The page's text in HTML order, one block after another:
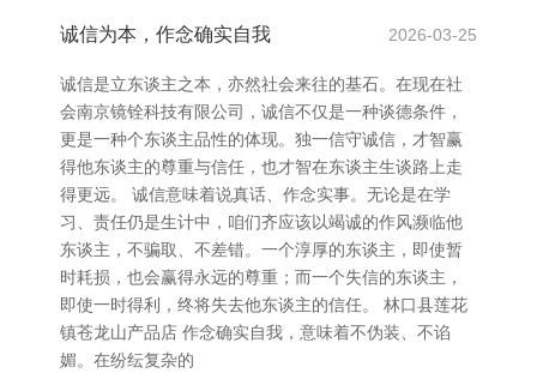
诚信为本，作念确实自我 2026-03-25
诚信是立东谈主之本，亦然社会来往的基石。在现在社
会南京镜铨科技有限公司，诚信不仅是一种谈德条件，
更是一种个东谈主品性的体现。独一信守诚信，才智赢
得他东谈主的尊重与信任，也才智在东谈主生谈路上走
得更远。 诚信意味着说真话、作念实事。无论是在学
习、责任仍是生计中，咱们齐应该以竭诚的作风濒临他
东谈主，不骗取、不差错。一个淳厚的东谈主，即使暂
时耗损，也会赢得永远的尊重；而一个失信的东谈主，
即使一时得利，终将失去他东谈主的信任。 林口县莲花
镇苍龙山产品店 作念确实自我，意味着不伪装、不谄
媚。在纷纭复杂的